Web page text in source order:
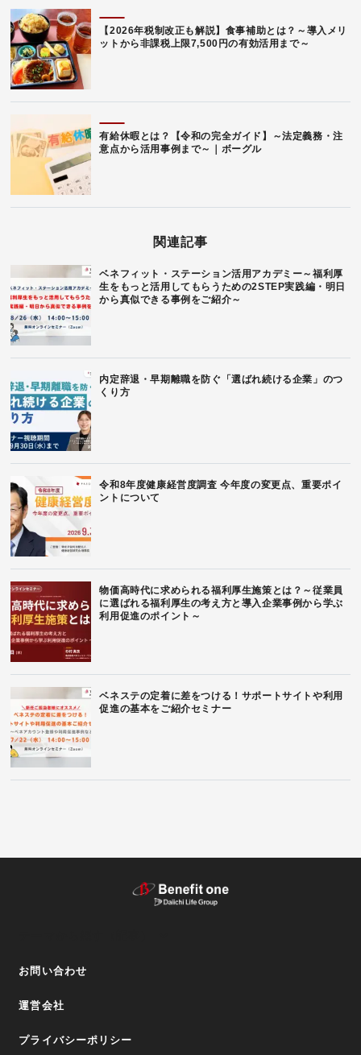
【2026年税制改正も解説】食事補助とは？～導入メリ
ットから非課税上限7,500円の有効活用まで～
有給休暇とは？【令和の完全ガイド】～法定義務・注
意点から活用事例まで～｜ボーグル
関連記事
ベネフィット・ステーション活用アカデミー～福利厚
生をもっと活用してもらうための2STEP実践編・明日
から真似できる事例をご紹介～
内定辞退・早期離職を防ぐ「選ばれ続ける企業」のつ
くり方
令和8年度健康経営度調査 今年度の変更点、重要ポイ
ントについて
物価高時代に求められる福利厚生施策とは？～従業員
に選ばれる福利厚生の考え方と導入企業事例から学ぶ
利用促進のポイント～
ベネステの定着に差をつける！サポートサイトや利用
促進の基本をご紹介セミナー
お問い合わせ
運営会社
プライバシーポリシー